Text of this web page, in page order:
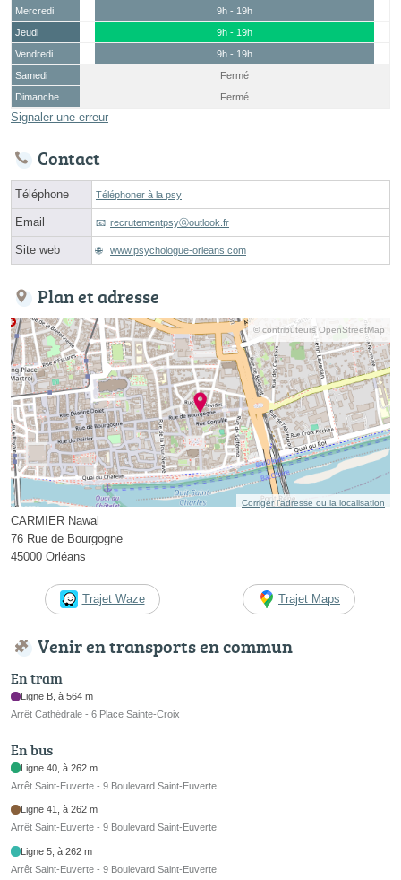
Mercredi
9h - 19h
Jeudi
9h - 19h
Vendredi
9h - 19h
Samedi
Fermé
Dimanche
Fermé
Signaler une erreur
Contact
Téléphone Téléphoner à la psy
Email recrutementpsyⓐoutlook.fr
Site web www.psychologue-orleans.com
Plan et adresse
© contributeurs OpenStreetMap
Corriger l’adresse ou la localisation
CARMIER Nawal
76 Rue de Bourgogne
45000 Orléans
Trajet Waze Trajet Maps
Venir en transports en commun
En tram
Ligne B, à 564 m
Arrêt Cathédrale - 6 Place Sainte-Croix
En bus
Ligne 40, à 262 m
Arrêt Saint-Euverte - 9 Boulevard Saint-Euverte
Ligne 41, à 262 m
Arrêt Saint-Euverte - 9 Boulevard Saint-Euverte
Ligne 5, à 262 m
Arrêt Saint-Euverte - 9 Boulevard Saint-Euverte